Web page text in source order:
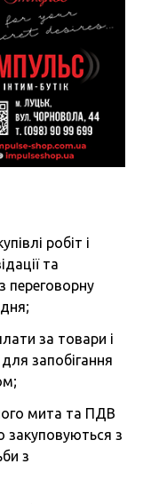
робіт і
та
переговорну
за товари і
запобігання
мита та ПДВ
закуповуються з
з